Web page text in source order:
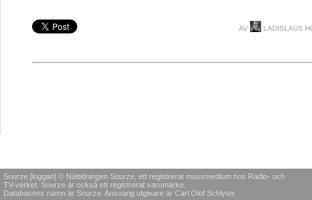
AV LADISLAUS
Sourze [loggan] © Nättidningen Sourze, ett registrerat massmedium hos Radio- och
TV-verket. Sourze är också ett registrerat varumärke.
Databasens namn är Sourze. Ansvarig utgivare är Carl Olof Schlyter.